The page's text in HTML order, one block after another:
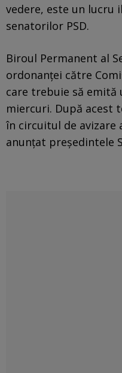
vedere, este un lucru
senatorilor PSD.
Biroul Permanent al
ordonanței către
care trebuie să emită
miercuri. După acest
în circuitul de avizare
anunțat președintele